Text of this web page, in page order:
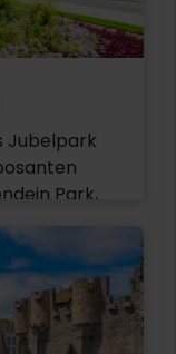
Jubelpark
Park,
Belgiens
König
Park,
ist